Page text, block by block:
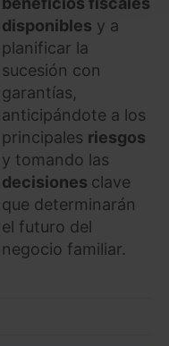
permitir en tu
utilizaremos
la navegación.
disponibles y a
planificar la
sucesión con
garantías,
anticipándote a los
principales riesgos
y tomando las
decisiones clave
que determinarán
el futuro del
negocio familiar.